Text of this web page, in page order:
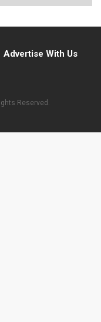
Advertise With Us
Reserved.